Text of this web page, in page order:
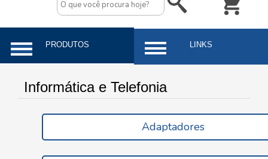
Informática e Telefonia
Adaptadores